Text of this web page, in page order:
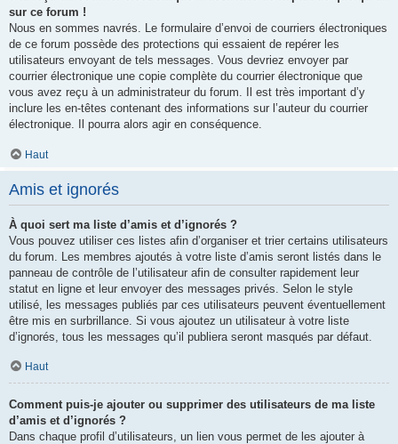
sur ce forum !
Nous en sommes navrés. Le formulaire d’envoi de courriers électroniques
de ce forum possède des protections qui essaient de repérer les
utilisateurs envoyant de tels messages. Vous devriez envoyer par
courrier électronique une copie complète du courrier électronique que
vous avez reçu à un administrateur du forum. Il est très important d’y
inclure les en-têtes contenant des informations sur l’auteur du courrier
électronique. Il pourra alors agir en conséquence.
Haut
Amis et ignorés
À quoi sert ma liste d’amis et d’ignorés ?
Vous pouvez utiliser ces listes afin d’organiser et trier certains utilisateurs
du forum. Les membres ajoutés à votre liste d’amis seront listés dans le
panneau de contrôle de l’utilisateur afin de consulter rapidement leur
statut en ligne et leur envoyer des messages privés. Selon le style
utilisé, les messages publiés par ces utilisateurs peuvent éventuellement
être mis en surbrillance. Si vous ajoutez un utilisateur à votre liste
d’ignorés, tous les messages qu’il publiera seront masqués par défaut.
Haut
Comment puis-je ajouter ou supprimer des utilisateurs de ma liste
d’amis et d’ignorés ?
Dans chaque profil d’utilisateurs, un lien vous permet de les ajouter à